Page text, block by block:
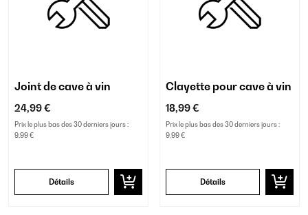
Joint de cave à vin
24,99 €
Prix le plus bas des 30 derniers jours :
9,99 €
Détails
Clayette pour cave à vin
18,99 €
Prix le plus bas des 30 derniers jours :
9,99 €
Détails